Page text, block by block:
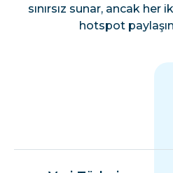
sınırsız sunar, ancak her
hotspot